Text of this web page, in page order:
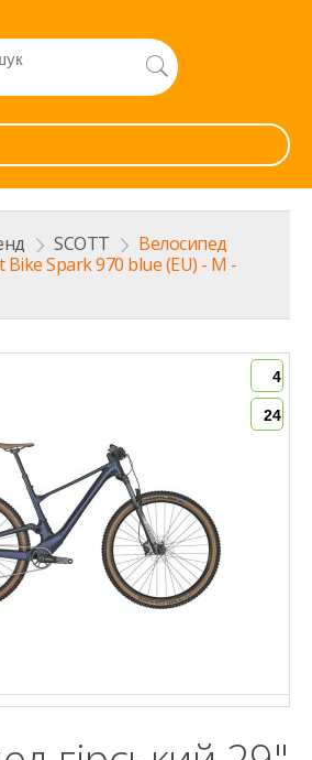
> SCOTT > Велосипед
Bike Spark 970 blue (EU) - M -
4
24